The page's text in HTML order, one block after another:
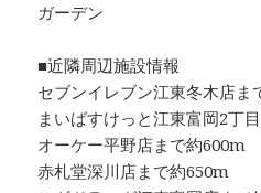
ガーデン
■近隣周辺施設情報
セブンイレブン江東冬木店ま
まいばすけっと江東富岡2丁
オーケー平野店まで約600m
赤札堂深川店まで約650m